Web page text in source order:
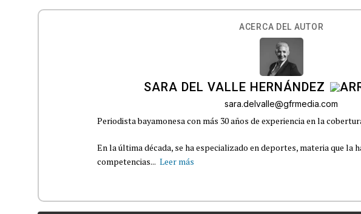
ACERCA DEL AUTOR
SARA DEL VALLE HERNÁNDEZ
sara.delvalle@gfrmedia.com
Periodista bayamonesa con más 30 años de experiencia en la
En la última década, se ha especializado en deportes, materia que la
competencias... Leer más